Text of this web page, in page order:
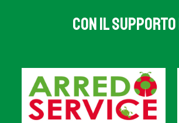
CON IL